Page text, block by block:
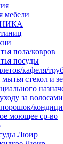
мебели
НИКА
пола/ковров
посуды
кафеля/
стекол и
за волосами
моющее ср-во
Люир